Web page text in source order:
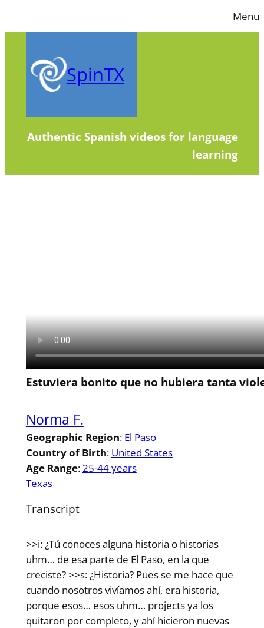
to
Menu
SpinTX
Authentic Spanish videos for language
learning
Estuviera bonito que no hubiera tanta
Norma F.
Geographic Region: El Paso
Country of Birth: United States
Age Range:25-44 years
Texas
Transcript
>>i: ¿Tú conoces alguna historia o historias
uhm… de esa parte de El Paso, en la que
creciste? >>s: ¿Historia? Pues se me hace que
cuando nosotros vivíamos ahí, era historia,
porque esos… esos uhm… projects ya los
quitaron por completo, y ahí hicieron nuevas